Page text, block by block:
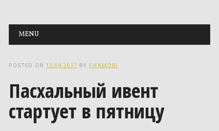
Main menu
Skip to content
MENU
POSTED ON 13.04.2017 BY FIFAMOBI
Пасхальный ивент
стартует в пятницу